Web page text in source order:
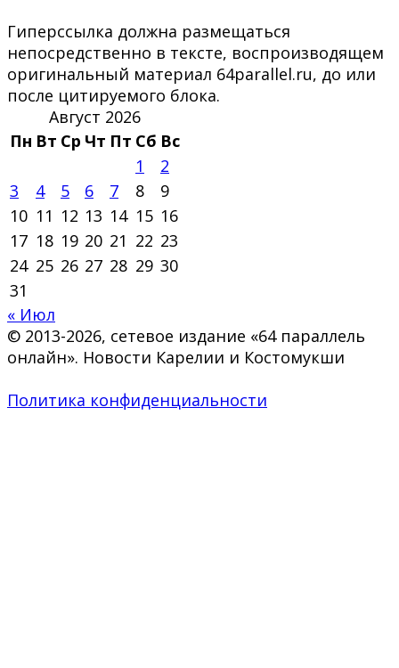
Гиперссылка должна размещаться
непосредственно в тексте, воспроизводящем
оригинальный материал 64parallel.ru, до или
после цитируемого блока.
Август 2026
Пн Вт Ср Чт Пт Сб Вс
1
2
3
4 5 6 7 8
9
10 11 12 13 14 15 16
17 18 19 20 21 22 23
24 25 26 27 28 29 30
31
« Июл
© 2013-2026, сетевое издание «64 параллель
онлайн». Новости Карелии и Костомукши
Политика конфиденциальности